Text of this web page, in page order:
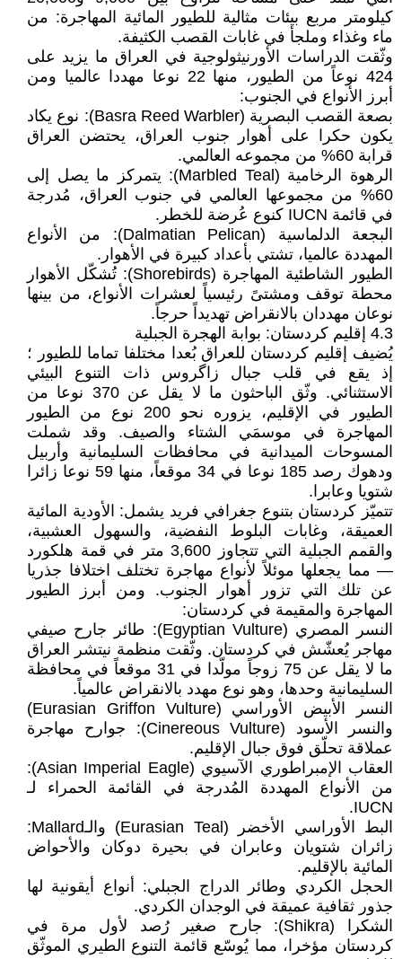
كيلومتر مربع بيئات مثالية للطيور المائية المهاجرة: من
ماء وغذاء وملجأ في غابات القصب الكثيفة.
وثّقت الدراسات الأورنيثولوجية في العراق ما يزيد على
424 نوعاً من الطيور، منها 22 نوعا مهددا عالميا ومن
أبرز الأنواع في الجنوب:
بصعة القصب البصرية (Basra Reed Warbler): نوع يكاد
يكون حكرا على أهوار جنوب العراق، يحتضن العراق
قرابة 60% من مجموعه العالمي.
الرهوة الرخامية (Marbled Teal): يتمركز ما يصل إلى
60% من مجموعها العالمي في جنوب العراق، مُدرجة
في قائمة IUCN كنوع عُرضة للخطر.
البجعة الدلماسية (Dalmatian Pelican): من الأنواع
المهددة عالميا، تشتي بأعداد كبيرة في الأهوار.
الطيور الشاطئية المهاجرة (Shorebirds): تُشكّل الأهوار
محطة توقف ومشتىً رئيسياً لعشرات الأنواع، من بينها
نوعان مهددان بالانقراض تهديداً حرجاً.
4.3 إقليم كردستان: بوابة الهجرة الجبلية
يُضيف إقليم كردستان للعراق بُعدا مختلفا تماما للطيور ؛
إذ يقع في قلب جبال زاگروس ذات التنوع البيئي
الاستثنائي. وثّق الباحثون ما لا يقل عن 370 نوعا من
الطيور في الإقليم، يزوره نحو 200 نوع من الطيور
المهاجرة في موسمَي الشتاء والصيف. وقد شملت
المسوحات الميدانية في محافظات السليمانية وأربيل
ودهوك رصد 185 نوعا في 34 موقعاً، منها 59 نوعا زائرا
شتويا وعابرا.
تتميّز كردستان بتنوع جغرافي فريد يشمل: الأودية المائية
العميقة، وغابات البلوط النفضية، والسهول العشبية،
والقمم الجبلية التي تتجاوز 3,600 متر في قمة هلكورد
— مما يجعلها موئلاً لأنواع مهاجرة تختلف اختلافا جذريا
عن تلك التي تزور أهوار الجنوب. ومن أبرز الطيور
المهاجرة والمقيمة في كردستان:
النسر المصري (Egyptian Vulture): طائر جارح صيفي
مهاجر يُعشّش في كردستان. وثّقت منظمة نيتشر العراق
ما لا يقل عن 75 زوجاً مولّدا في 31 موقعاً في محافظة
السليمانية وحدها، وهو نوع مهدد بالانقراض عالمياً.
النسر الأبيض الأوراسي (Eurasian Griffon Vulture)
والنسر الأسود (Cinereous Vulture): جوارح مهاجرة
عملاقة تحلّق فوق جبال الإقليم.
العقاب الإمبراطوري الآسيوي (Asian Imperial Eagle):
من الأنواع المهددة المُدرجة في القائمة الحمراء لـ
IUCN.
البط الأوراسي الأخضر (Eurasian Teal) والـMallard:
زائران شتويان وعابران في بحيرة دوكان والأحواض
المائية بالإقليم.
الحجل الكردي وطائر الدراج الجبلي: أنواع أيقونية لها
جذور ثقافية عميقة في الوجدان الكردي.
الشكرا (Shikra): جارح صغير رُصد لأول مرة في
كردستان مؤخرا، مما يُوسّع قائمة التنوع الطيري الموثّق